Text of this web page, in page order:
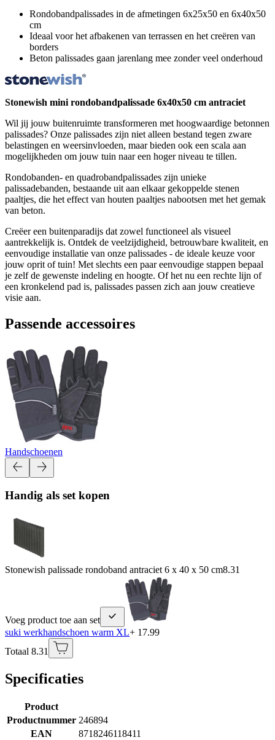
Rondobandpalissades in de afmetingen 6x25x50 en 6x40x50
cm
Ideaal voor het afbakenen van terrassen en het creëren van
borders
Beton palissades gaan jarenlang mee zonder veel onderhoud
Stonewish mini rondobandpalissade 6x40x50 cm antraciet
Wil jij jouw buitenruimte transformeren met hoogwaardige betonnen
palissades? Onze palissades zijn niet alleen bestand tegen zware
belastingen en weersinvloeden, maar bieden ook een scala aan
mogelijkheden om jouw tuin naar een hoger niveau te tillen.
Rondobanden- en quadrobandpalissades zijn unieke
palissadebanden, bestaande uit aan elkaar gekoppelde stenen
paaltjes, die het effect van houten paaltjes nabootsen met het gemak
van beton.
Creëer een buitenparadijs dat zowel functioneel als visueel
aantrekkelijk is. Ontdek de veelzijdigheid, betrouwbare kwaliteit, en
eenvoudige installatie van onze palissades - de ideale keuze voor
jouw oprit of tuin! Met slechts een paar eenvoudige stappen bepaal
je zelf de gewenste indeling en hoogte. Of het nu een rechte lijn of
een kronkelend pad is, palissades passen zich aan jouw creatieve
visie aan.
Passende accessoires
Handschoenen
Handig als set kopen
Stonewish palissade rondoband antraciet 6 x 40 x 50 cm8.31
Voeg product toe aan set
suki werkhandschoen warm XL+ 17.99
Totaal 8.31
Specificaties
Product
Productnummer 246894
EAN
8718246118411